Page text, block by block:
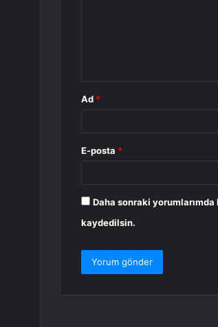
Ad *
E-posta *
Daha sonraki yorumlarımda
kaydedilsin.